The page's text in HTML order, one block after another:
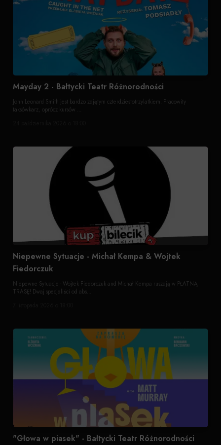
Mayday 2 - Bałtycki Teatr Różnorodności
John Leonard Smith jest bardzo zajętym czterdziestotrzylatkiem. Pracowity
taksówkarz, oprócz kursów ...
Niepewne Sytuacje - Michał Kempa & Wojtek
Fiedorczuk
Niepewne Sytuacje - Wojtek Fiedorczuk and Michał Kempa ruszają w PŁATNĄ
TRASĘ! Dwaj specjaliści od abs...
"Głowa w piasek" - Bałtycki Teatr Różnorodności